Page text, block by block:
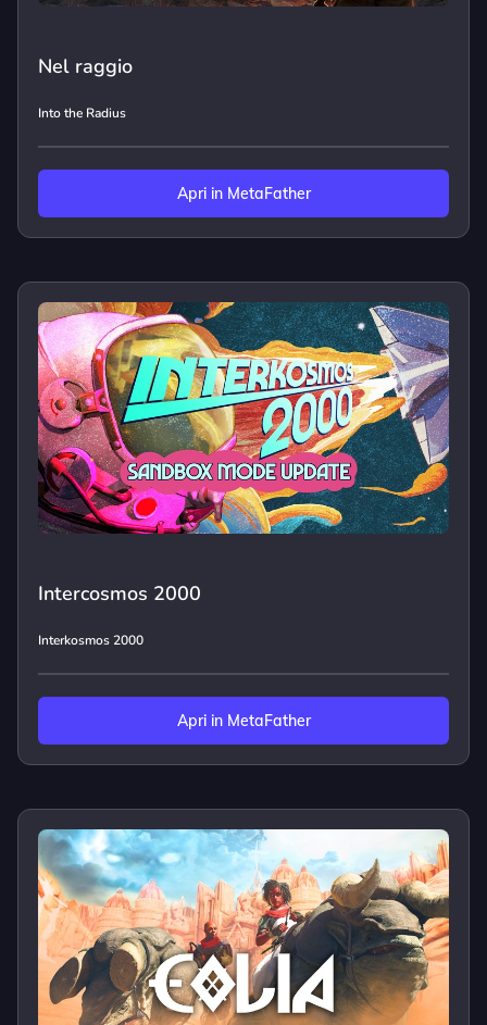
Nel raggio
Into the Radius
Apri in MetaFather
Intercosmos 2000
Interkosmos 2000
Apri in MetaFather